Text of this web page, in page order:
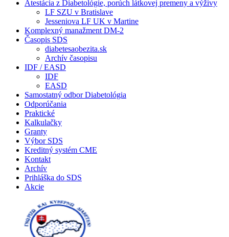
Atestácia z Diabetológie, porúch látkovej premeny a výživy
LF SZU v Bratislave
Jesseniova LF UK v Martine
Komplexný manažment DM-2
Časopis SDS
diabetesaobezita.sk
Archív časopisu
IDF / EASD
IDF
EASD
Samostatný odbor Diabetológia
Odporúčania
Praktické
Kalkulačky
Granty
Výbor SDS
Kreditný systém CME
Kontakt
Archív
Prihláška do SDS
Akcie